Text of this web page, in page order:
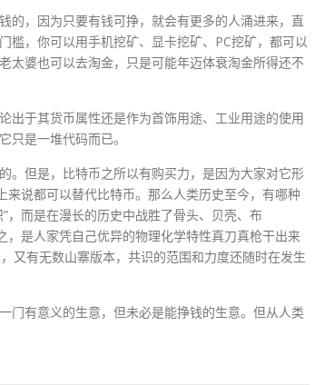
的，因为只要有钱可挣，就会有更多的人涌进来，直
槛，你可以用手机挖矿、显卡挖矿、PC挖矿，都可以
太婆也可以去淘金，只是可能年迈体衰淘金所得还不
出于其货币属性还是作为首饰用途、工业用途的使用
只是一堆代码而已。
。但是，比特币之所以有购买力，是因为大家对它形
来说都可以替代比特币。那么人类历史至今，有哪种
，而是在漫长的历史中战胜了骨头、贝壳、布
，是人家凭自己优异的物理化学特性真刀真枪干出来
有无数山寨版本，共识的范围和力度还随时在发生
门有意义的生意，但未必是能挣钱的生意。但从人类